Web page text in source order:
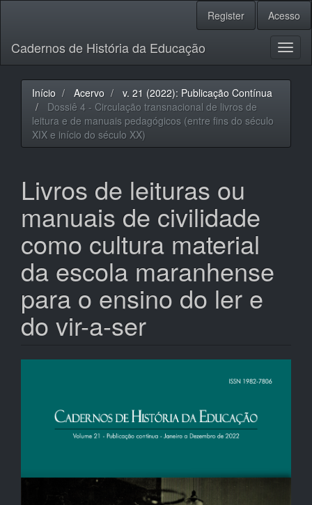
principal
Barra
Lateral
Register Acesso
Cadernos de História da Educação
Início Acervo
v. 21 (2022): Publicação Contínua
Dossiê 4 - Circulação transnacional de livros de
leitura e de manuais pedagógicos (entre fins do século
XIX e início do século XX)
Livros de leituras ou
manuais de civilidade
como cultura material
da escola maranhense
para o ensino do ler e
do vir-a-ser
artigos